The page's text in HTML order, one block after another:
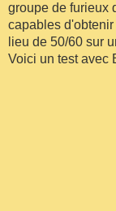
groupe de furieux
capables
lieu de 50/60 sur
Voici un test avec